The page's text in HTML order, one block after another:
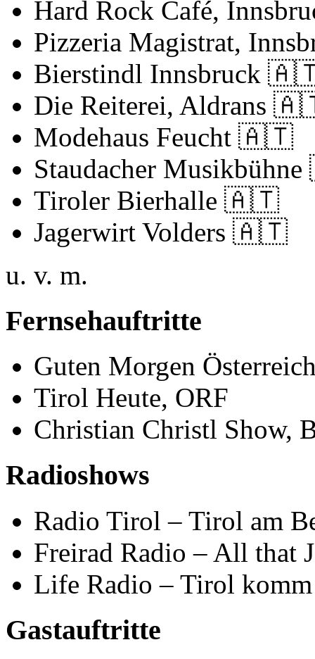
Hard Rock Café,
Pizzeria Magistrat,
Bierstindl Innsbruck
Die Reiterei, Aldrans
Modehaus Feucht 🇦🇹
Staudacher Musikbühne
Tiroler Bierhalle 🇦🇹
Jagerwirt Volders 🇦🇹
u. v. m.
Fernsehauftritte
Guten Morgen
Tirol Heute, ORF
Christian Christl Show,
Radioshows
Radio Tirol – Tirol am
Freirad Radio – All that
Life Radio – Tirol
Gastauftritte